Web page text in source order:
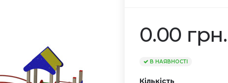
0.00 грн.
В НАЯВНОСТІ
Кількість